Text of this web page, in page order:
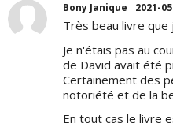
Bony Janique 2021-
Très beau livre que
Je n'étais pas au
de David avait été
Certainement des
notoriété et de la
En tout cas le livre